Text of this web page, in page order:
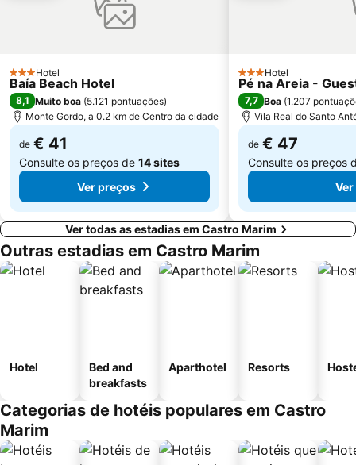
Isla Canela Golf
Urbasur
Teatro das Figuras e Solar do Capitão- Mor
Golf El Rompido
Centro Comercial y de Ocio Islantilla
Puerto Marina El Rompido
Ilha da Barreta
3 Estrelas
Hotel
Baía Beach Hotel
8,1 Muito boa (5.121 pontuações)
Monte Gordo, a 0.2 km de Centro da cidade
de € 41
Consulte os preços de 14 sites
Ver preços
3 Estrelas
Hotel
Pé na Areia -
7,7 Boa (1.207
Vila Real do Santo
de € 47
Consulte os preços
Ver todas as estadias em Castro Marim
Outras estadias em Castro Marim
Hotel
Bed and
breakfasts
Aparthotel Resorts
Categorias de hotéis populares em Castro
Marim